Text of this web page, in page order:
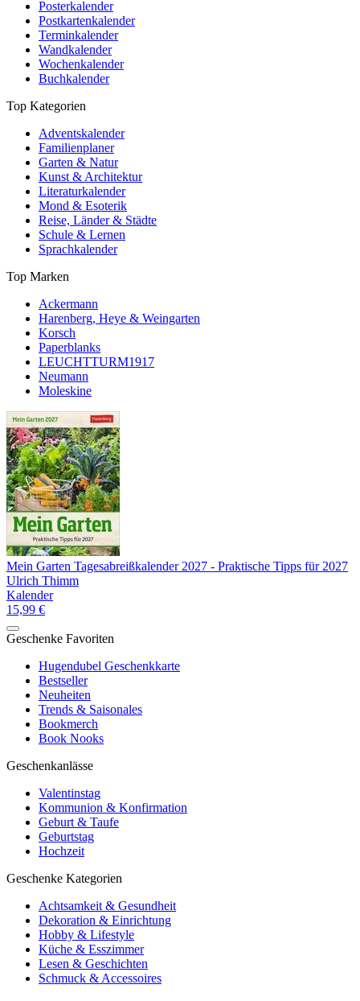
Posterkalender
Postkartenkalender
Terminkalender
Wandkalender
Wochenkalender
Buchkalender
Top Kategorien
Adventskalender
Familienplaner
Garten & Natur
Kunst & Architektur
Literaturkalender
Mond & Esoterik
Reise, Länder & Städte
Schule & Lernen
Sprachkalender
Top Marken
Ackermann
Harenberg, Heye & Weingarten
Korsch
Paperblanks
LEUCHTTURM1917
Neumann
Moleskine
Mein Garten Tagesabreißkalender 2027 - Praktische Tipps für 2027
Ulrich Thimm
Kalender
15,99 €
Geschenke Favoriten
Hugendubel Geschenkkarte
Bestseller
Neuheiten
Trends & Saisonales
Bookmerch
Book Nooks
Geschenkanlässe
Valentinstag
Kommunion & Konfirmation
Geburt & Taufe
Geburtstag
Hochzeit
Geschenke Kategorien
Achtsamkeit & Gesundheit
Dekoration & Einrichtung
Hobby & Lifestyle
Küche & Esszimmer
Lesen & Geschichten
Schmuck & Accessoires